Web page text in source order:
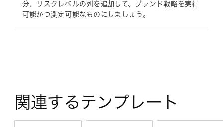
分、リスクレベルの列を追加して、ブランド戦略を実行
可能かつ測定可能なものにしましょう。
関連するテンプレート